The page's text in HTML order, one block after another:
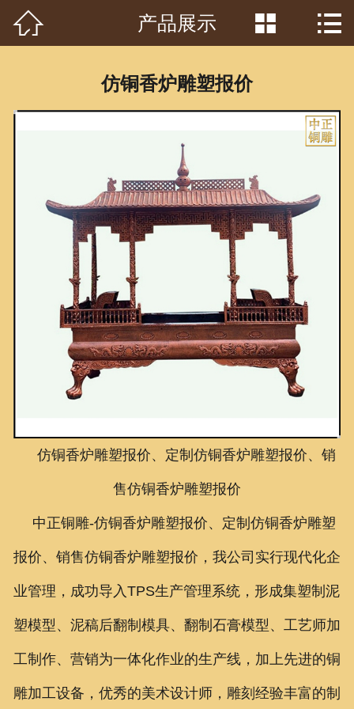
首页
客户见证
常识问答
新闻资讯
荣誉资质
泥塑鉴赏
 产品展示  
仿铜香炉雕塑报价
仿铜香炉雕塑报价、定制仿铜香炉雕塑报价、销
售仿铜香炉雕塑报价
中正铜雕-仿铜香炉雕塑报价、定制仿铜香炉雕塑
报价、销售仿铜香炉雕塑报价 ，我公司实行现代化企
业管理，成功导入TPS生产管理系统，形成集塑制泥
塑模型、泥稿后翻制模具、翻制石膏模型、工艺师加
工制作、营销为一体化作业的生产线，加上先进的铜
雕加工设备，优秀的美术设计师，雕刻经验丰富的制